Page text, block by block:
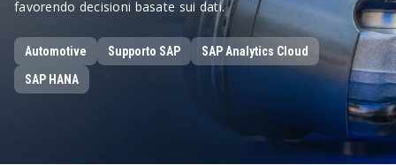
favorendo decisioni basate sui dati.
Automotive Supporto SAP
SAP Analytics Cloud
SAP HANA